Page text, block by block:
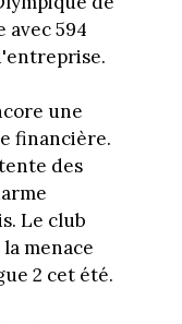
avec 594
une
financière.
des
Le club
menace
2 cet été.